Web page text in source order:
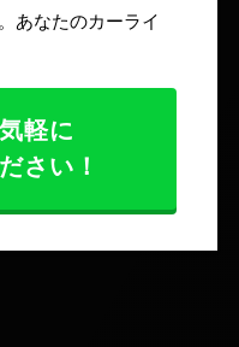
あなたのカーライ
軽に
さい！